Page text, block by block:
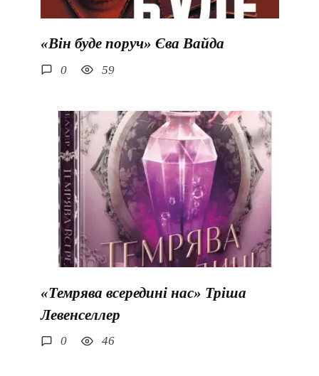
«Він буде поруч» Єва Вайда
0 59
«Темрява всередині нас» Тріша
Левенселлер
0 46